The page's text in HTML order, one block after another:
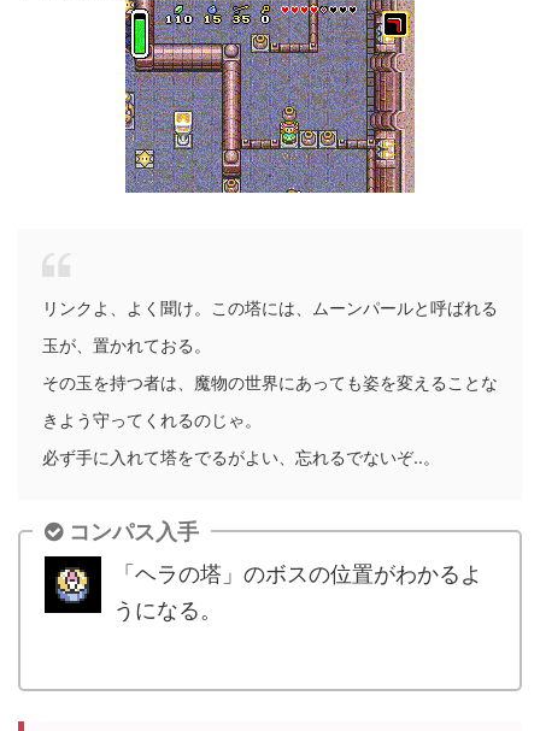
リンクよ、よく聞け。この塔には、ムーンパールと呼ばれる
玉が、置かれておる。
その玉を持つ者は、魔物の世界にあっても姿を変えることな
きよう守ってくれるのじゃ。
必ず手に入れて塔をでるがよい、忘れるでないぞ‥。
コンパス入手
「ヘラの塔」のボスの位置がわかるよ
うになる。